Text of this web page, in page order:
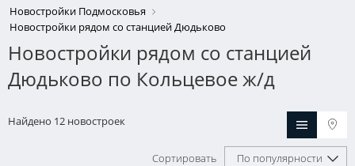
Новостройки Подмосковья
Новостройки рядом со станцией Дюдьково
Новостройки рядом со станцией
Дюдьково по Кольцевое ж/д
Найдено 12 новостроек
Сортировать По популярности